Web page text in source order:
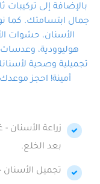
بالإضافة إلى
جمال ابتسامتك. كما
الأسنان، حشوات
هوليوودية،
تجميلية وصحية
أمينة! احجز موعدك
زراعة الأسنان
بعد الخلع.
تجميل الأسنان